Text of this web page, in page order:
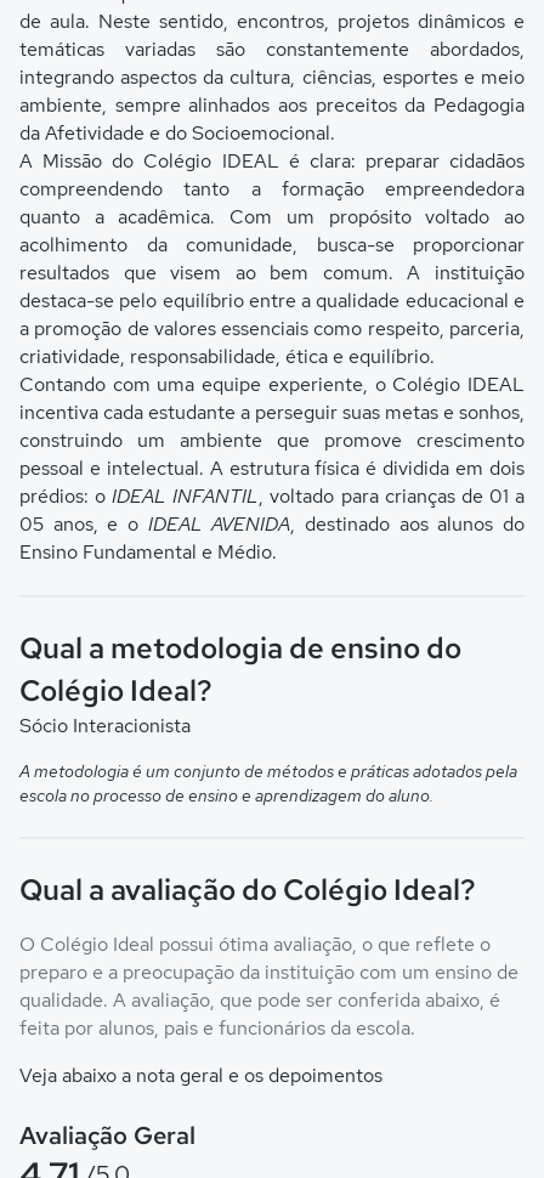
de aula. Neste sentido, encontros, projetos dinâmicos e
temáticas variadas são constantemente abordados,
integrando aspectos da cultura, ciências, esportes e meio
ambiente, sempre alinhados aos preceitos da Pedagogia
da Afetividade e do Socioemocional.
A Missão do Colégio IDEAL é clara: preparar cidadãos
compreendendo tanto a formação empreendedora
quanto a acadêmica. Com um propósito voltado ao
acolhimento da comunidade, busca-se proporcionar
resultados que visem ao bem comum. A instituição
destaca-se pelo equilíbrio entre a qualidade educacional e
a promoção de valores essenciais como respeito, parceria,
criatividade, responsabilidade, ética e equilíbrio.
Contando com uma equipe experiente, o Colégio IDEAL
incentiva cada estudante a perseguir suas metas e sonhos,
construindo um ambiente que promove crescimento
pessoal e intelectual. A estrutura física é dividida em dois
prédios: oIDEAL INFANTIL, voltado para crianças de 01 a
05 anos, e o IDEAL AVENIDA, destinado aos alunos do
Ensino Fundamental e Médio.
Qual a metodologia de ensino do
Colégio Ideal?
Sócio Interacionista
A metodologia é um conjunto de métodos e práticas adotados pela
escola no processo de ensino e aprendizagem do aluno.
Qual a avaliação do Colégio Ideal?
O Colégio Ideal possui ótima avaliação, o que reflete o
preparo e a preocupação da instituição com um ensino de
qualidade. A avaliação, que pode ser conferida abaixo, é
feita por alunos, pais e funcionários da escola.
Veja abaixo a nota geral e os depoimentos
Avaliação Geral